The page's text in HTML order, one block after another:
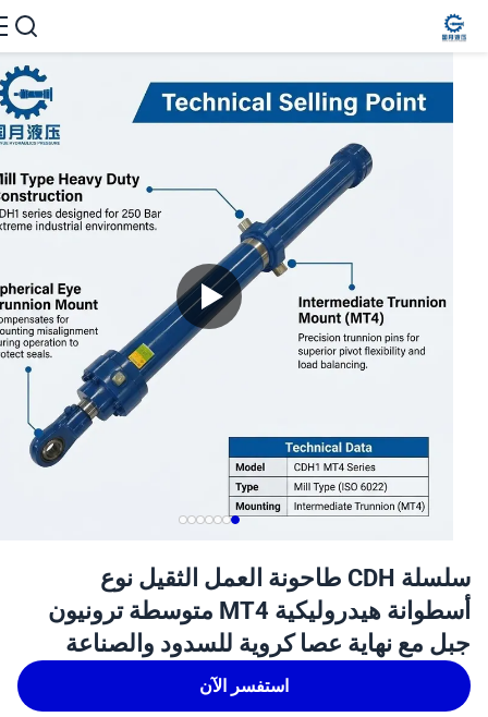
سلسلة CDH طاحونة العمل الثقيل نوع
أسطوانة هيدروليكية MT4 متوسطة ترونيون
مع نهاية عصا كروية للسدود والصناعة
استفسر الآن